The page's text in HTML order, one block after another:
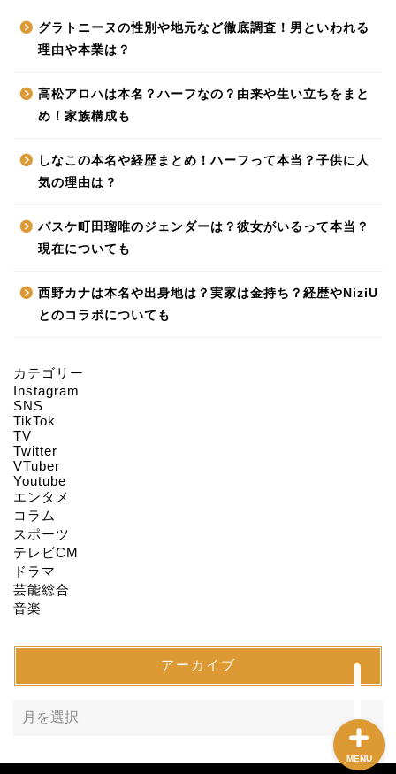
グラトニーヌの性別や地元など徹底調査！男といわれる
理由や本業は？
高松アロハは本名？ハーフなの？由来や生い立ちをまと
め！家族構成も
しなこの本名や経歴まとめ！ハーフって本当？子供に人
気の理由は？
バスケ町田瑠唯のジェンダーは？彼女がいるって本当？
現在についても
西野カナは本名や出身地は？実家は金持ち？経歴やNiziU
とのコラボについても
カテゴリー
Instagram
SNS
TikTok
TV
Twitter
VTuber
Youtube
エンタメ
コラム
スポーツ
テレビCM
ドラマ
芸能総合
音楽
アーカイブ
MENU